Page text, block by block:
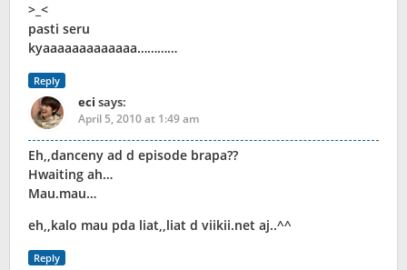
>_<
pasti seru
kyaaaaaaaaaaaaa…………
Reply
eci says:
April 5, 2010 at 1:49 am
Eh,,danceny ad d episode brapa??
Hwaiting ah…
Mau.mau…
eh,,kalo mau pda liat,,liat d viikii.net aj..^^
Reply